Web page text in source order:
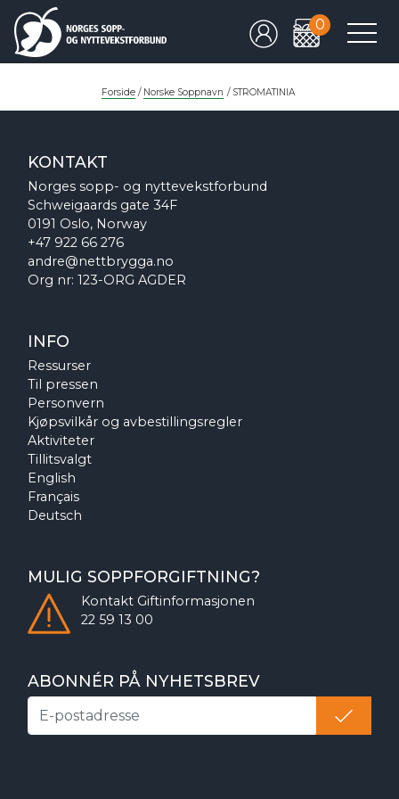
0
Forside / Norske Soppnavn / STROMATINIA
KONTAKT
Norges sopp- og nyttevekstforbund
Schweigaards gate 34F
0191 Oslo, Norway
+47 922 66 276
andre@nettbrygga.no
Org nr: 123-ORG AGDER
INFO
Ressurser
Til pressen
Personvern
Kjøpsvilkår og avbestillingsregler
Aktiviteter
Tillitsvalgt
English
Français
Deutsch
MULIG SOPPFORGIFTNING?
Kontakt Giftinformasjonen
22 59 13 00
ABONNÉR PÅ NYHETSBREV